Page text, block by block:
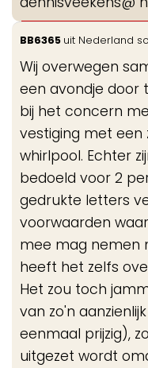
BB6365 uit Nederland
Wij overwegen
een avondje door
bij het concern
vestiging met
whirlpool. Echter
bedoeld voor 2
gedrukte letters
voorwaarden
mee mag nemen
heeft het zelfs
Het zou toch
van zo'n
eenmaal prijzig),
uitgezet wordt